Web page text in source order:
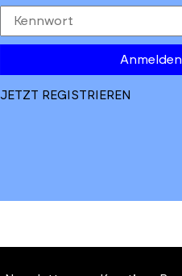
Anmelden
JETZT REGISTRIEREN